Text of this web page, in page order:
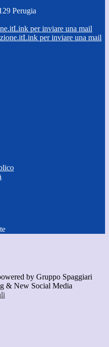
Perugia
Link per inviare una mail
Link per inviare una mail
by Gruppo Spaggiari
& New Social Media